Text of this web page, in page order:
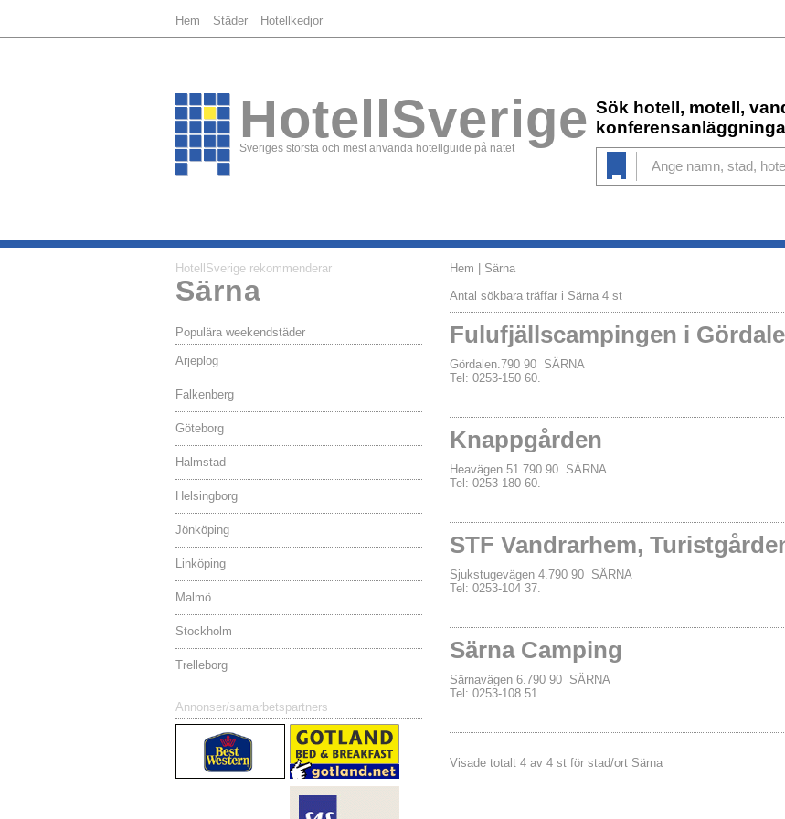
Hem Städer Hotellkedjor
HotellSverige
Sveriges största och mest använda hotellguide på nätet
Sök hotell, motell,
HotellSverige rekommenderar
Särna
Populära weekendstäder
Arjeplog
Falkenberg
Göteborg
Halmstad
Helsingborg
Jönköping
Linköping
Malmö
Stockholm
Trelleborg
Annonser/samarbetspartners
Hem | Särna
Antal sökbara träffar i Särna 4 st
Fulufjällscampingen i
Gördalen.790 90 SÄRNA
Tel: 0253-150 60.
Knappgården
Heavägen 51.790 90 SÄRNA
Tel: 0253-180 60.
STF Vandrarhem,
Sjukstugevägen 4.790 90 SÄRNA
Tel: 0253-104 37.
Särna Camping
Särnavägen 6.790 90 SÄRNA
Tel: 0253-108 51.
Visade totalt 4 av 4 st för stad/ort Särna